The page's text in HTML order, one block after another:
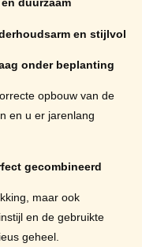
duurzaam
en stijlvol
onder beplanting
opbouw van de
en u er jarenlang
gecombineerd
maar ook
en de gebruikte
geheel.